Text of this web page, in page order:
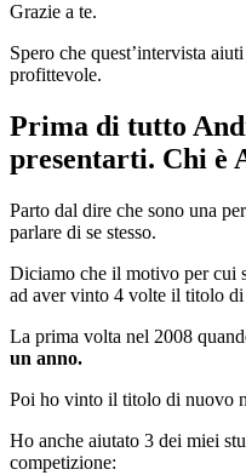
Grazie a te.
Spero che quest’intervista
profittevole.
Prima di tutto
presentarti. Chi è
Parto dal dire che sono una
parlare di se stesso.
Diciamo che il motivo per cui
ad aver vinto 4 volte il titolo
La prima volta nel 2008
un anno.
Poi ho vinto il titolo di nuovo
Ho anche aiutato 3 dei miei
competizione: